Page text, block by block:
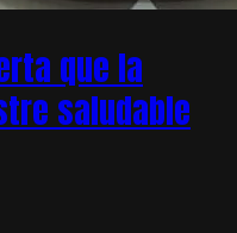
que la
saludable